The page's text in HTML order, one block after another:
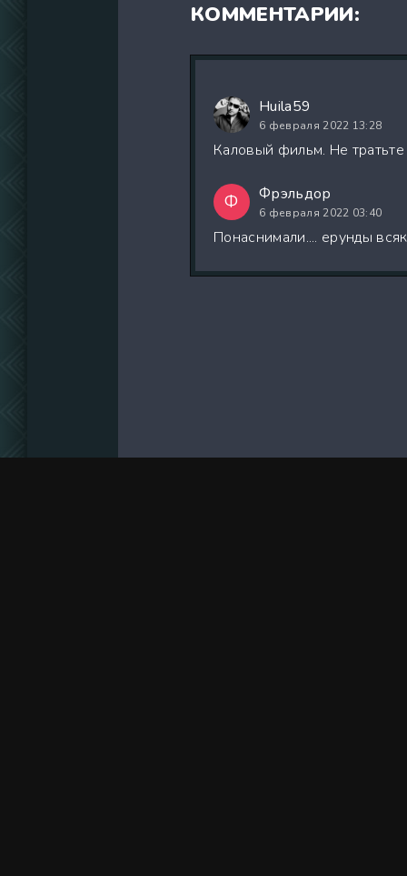
КОММЕНТАРИИ:
Huila59
6 февраля 2022 13:28
Каловый фильм. Не
Ф Фрэльдор
6 февраля 2022 03:40
Понаснимали.... ерунды